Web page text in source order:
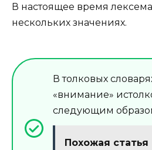
В настоящее время
нескольких значениях.
В толковых
«внимание»
следующим
Похожая статья